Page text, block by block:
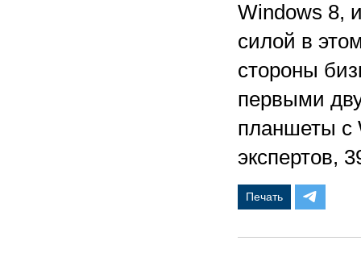
Windows 8,
силой в
стороны
первыми
планшеты с
экспертов,
Печать